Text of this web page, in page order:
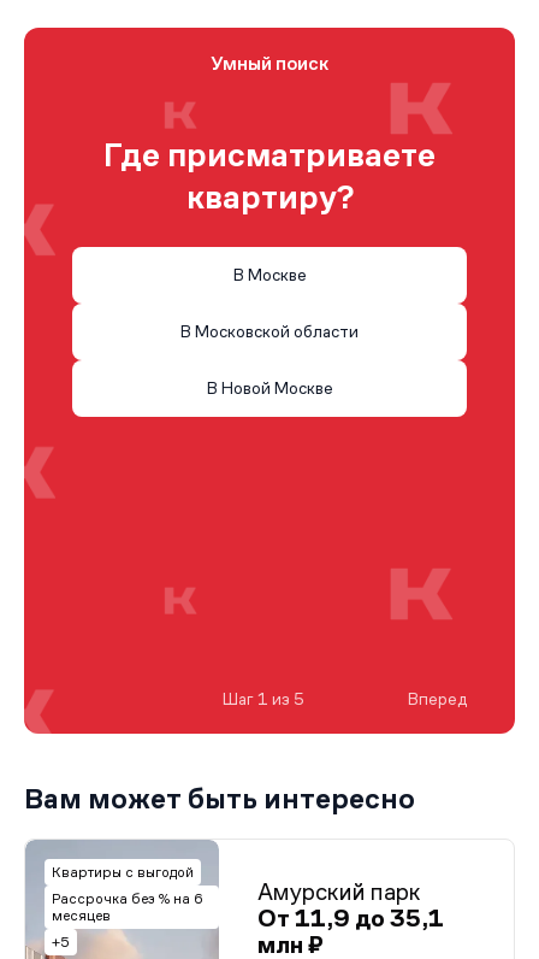
Умный поиск
Где присматриваете
квартиру?
В Москве
В Московской области
В Новой Москве
Шаг 1 из 5 Вперед
Вам может быть интересно
Квартиры с выгодой
Рассрочка без % на 6
месяцев
+5
Амурский парк
От 11,9 до 35,1
млн ₽